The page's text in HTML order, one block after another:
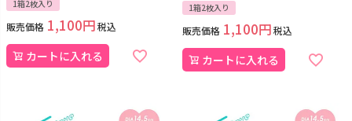
1箱2枚入り
販売価格 1,100 税込
カートに入れる
1箱2枚入り
販売価格 1,100 税込
カートに入れる